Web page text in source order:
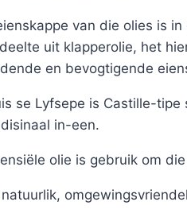
van die olies is
uit klapperolie, het
en bevogtigende
se Lyfsepe is Castille-
in-een.
olie is gebruik om